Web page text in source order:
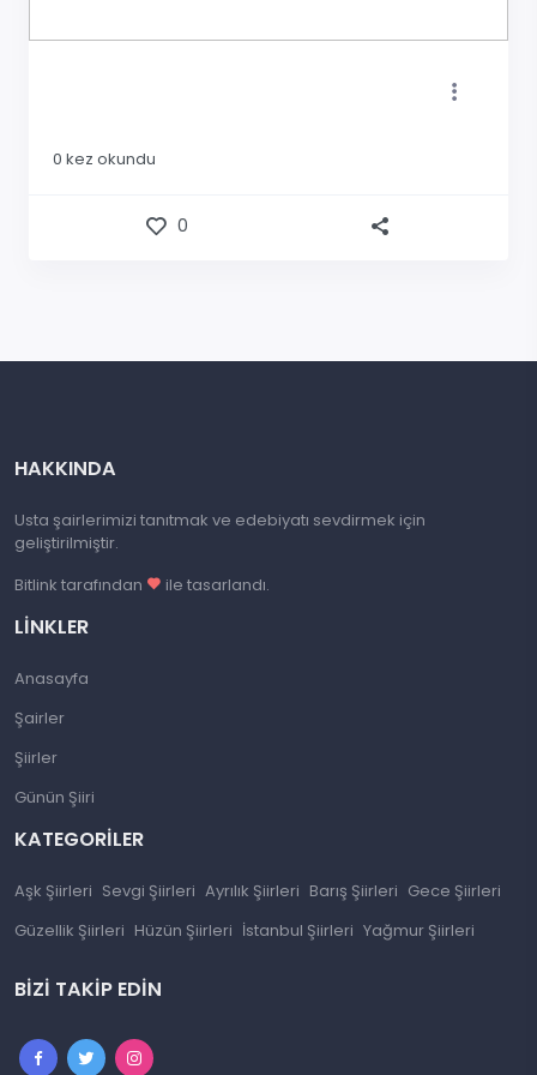
0 kez okundu
0
HAKKINDA
Usta şairlerimizi tanıtmak ve edebiyatı sevdirmek için
geliştirilmiştir.
Bitlink tarafından
ile tasarlandı.
LINKLER
Anasayfa
Şairler
Şiirler
Günün Şiiri
KATEGORILER
Aşk Şiirleri Sevgi Şiirleri Ayrılık Şiirleri Barış Şiirleri Gece Şiirleri
Güzellik Şiirleri Hüzün Şiirleri İstanbul Şiirleri Yağmur Şiirleri
BIZI TAKIP EDIN